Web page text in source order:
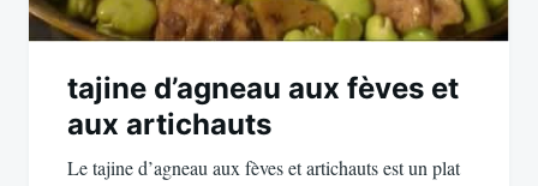
tajine d’agneau aux fèves et
aux artichauts
Le tajine d’agneau aux fèves et artichauts est un plat